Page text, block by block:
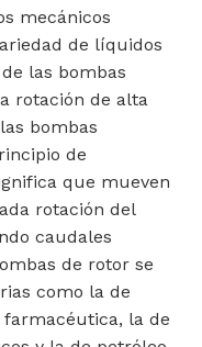
mecánicos
de líquidos
las bombas
rotación de alta
bombas
de
que mueven
rotación del
caudales
de rotor se
como la de
la de